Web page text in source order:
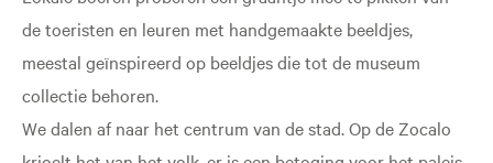
de toeristen en leuren met handgemaakte beeldjes,
meestal geïnspireerd op beeldjes die tot de museum
collectie behoren.
We dalen af naar het centrum van de stad. Op de Zocalo